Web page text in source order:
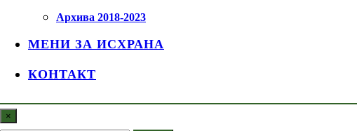
Архива 2018-2023
МЕНИ ЗА ИСХРАНА
КОНТАКТ
×